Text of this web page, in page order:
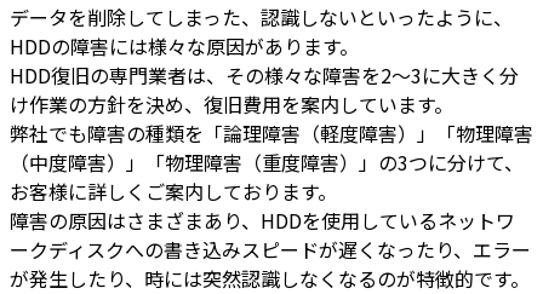
データを削除してしまった、認識しないといったように、
HDDの障害には様々な原因があります。
HDD復旧の専門業者は、その様々な障害を2～3に大きく分
け作業の方針を決め、復旧費用を案内しています。
弊社でも障害の種類を「論理障害（軽度障害）」「物理障害
（中度障害）」「物理障害（重度障害）」の3つに分けて、
お客様に詳しくご案内しております。
障害の原因はさまざまあり、HDDを使用しているネットワ
ークディスクへの書き込みスピードが遅くなったり、エラー
が発生したり、時には突然認識しなくなるのが特徴的です。